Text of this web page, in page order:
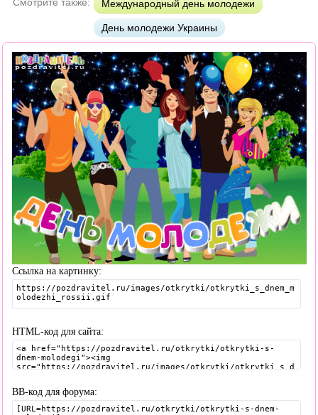
Международный день молодежи
День молодежи Украины
Ссылка на картинку:
HTML-код для сайта:
BB-код для форума: